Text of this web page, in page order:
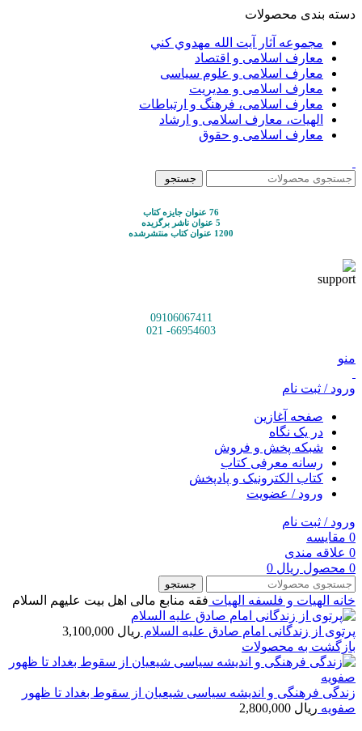
دسته بندی محصولات
مجموعه آثار آيت الله مهدوي كني
معارف اسلامی و اقتصاد
معارف اسلامی و علوم سیاسی
معارف اسلامی و مدیریت
معارف اسلامی، فرهنگ و ارتباطات
الهیات، معارف اسلامی و ارشاد
معارف اسلامی و حقوق
جستجو
76 عنوان جایزه کتاب
5 عنوان ناشر برگزیده
1200 عنوان کتاب منتشرشده
09106067411
66954603- 021
منو
ورود / ثبت نام
صفحه آغازین
در یک نگاه
شبکه پخش و فروش
رسانه معرفی کتاب
کتاب الکترونیک و پادپخش
ورود / عضویت
ورود / ثبت نام
0 مقایسه
0 علاقه مندی
0 محصول ریال
جستجو
خانه الهیات و فلسفه الهيات فقه منابع مالی اهل بیت علیهم السلام
پرتوی از زندگانی امام صادق علیه السلام ریال
بازگشت به محصولات
زندگی فرهنگی و اندیشه سیاسی شیعیان از سقوط بغداد تا ظهور
صفویه ریال